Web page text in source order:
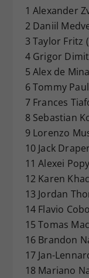
1 Alexander
2 Daniil
3 Taylor Fritz
4 Grigor
5 Alex de
6 Tommy
7 Frances
8 Sebastian
9 Lorenzo
10 Jack
11 Alexei
12 Karen
13 Jordan
14 Flavio
15 Tomas
16 Brandon
17 Jan-
18 Mariano